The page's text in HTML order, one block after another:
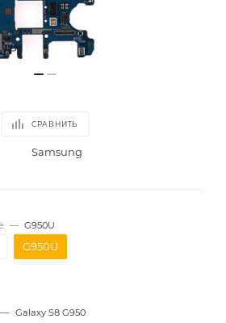
СРАВНИТЬ
Samsung
— G950U
G950U
— Galaxy S8 G950